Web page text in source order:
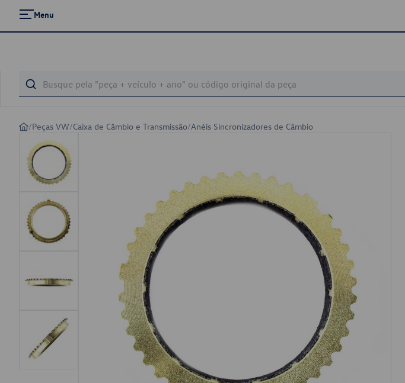
Menu
/Peças VW/Caixa de Câmbio e Transmissão/Anéis Sincronizadores de Câmbio